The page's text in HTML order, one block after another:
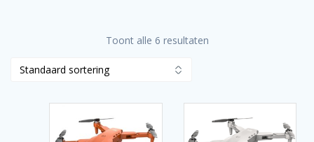
Toont alle 6 resultaten